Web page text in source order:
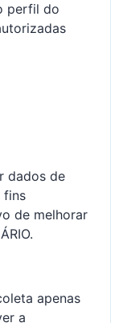
perfil do
dados de
fins
de melhorar
apenas
a